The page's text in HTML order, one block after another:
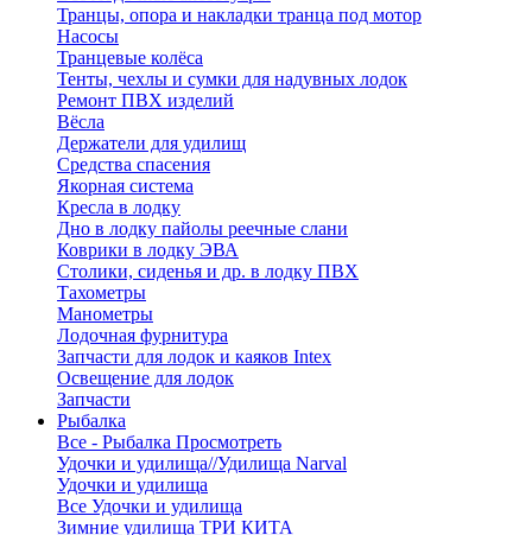
Транцы, опора и накладки транца под мотор
Насосы
Транцевые колёса
Тенты, чехлы и сумки для надувных лодок
Ремонт ПВХ изделий
Вёсла
Держатели для удилищ
Средства спасения
Якорная система
Кресла в лодку
Дно в лодку пайолы реечные слани
Коврики в лодку ЭВА
Столики, сиденья и др. в лодку ПВХ
Тахометры
Манометры
Лодочная фурнитура
Запчасти для лодок и каяков Intex
Освещение для лодок
Запчасти
Рыбалка
Все - Рыбалка Просмотреть
Удочки и удилища//Удилища Narval
Удочки и удилища
Все Удочки и удилища
Зимние удилища ТРИ КИТА